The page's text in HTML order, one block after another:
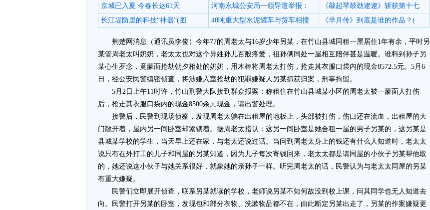
京城已入夏 今春长达61天
河南永城公安局一领导遭举报：
《敲起琴鼓劲逮逮》斩获第十七
长江堤防里的科技“神器”(图
40吨重大型水泥罐车与货车相撞 《芈月传》到底是谁的作品？(
荆楚网消息（通讯员李俊）今年77的周老太与16岁少年另某，在竹山县城同租一屋居住1年有余，平时另
某管周老太叫奶奶，老太太也对这个异姓孙儿百般疼爱，祖孙俩同处一屋相互陪伴甚是温暖。谁料到孙子另
某心生歹念，竟蒙面抢劫朝夕相处的奶奶，用木棒将周老太打伤，抢走其衣服口袋内的现金8572.5元。5月6
日，经公安民警缜密侦查，将涉嫌入室抢劫的犯罪嫌疑人另某抓获归案，刑事拘留。
5月2日上午11时许，竹山刑警大队接到群众报案：称租住在竹山县城某小区的周老太被一蒙面人打伤
后，抢走其衣服口袋内的现金8500余元现金，请出警处理。
接警后，民警到现场侦察，发现周老太躺在出租屋的地板上，头部被打伤，伤口还在流血，出租屋的大
门敞开着，屋内另一间卧室却紧锁着。据周老太指认：这另一间卧室是她合租一屋的男子另某的，这另某是
县城某学校的学生，当天早上还在家，与老太还说过话。当问到周老太身上的钱还有什么人知道时，老太太
说只有在外打工的儿子和同屋的另某知道，因为儿子每次寄钱回来，老太太都是请同屋的小伙子另某帮他取
的，她还说这小伙子与她关系很好，就象她的亲孙子一样。听完周老太的话，民警认为与老太太同屋的另某
有重大嫌疑。
民警们立即展开侦查，联系另某就读的学校，老师说另某不知何故没到校上课，问其同学也无人知道去
向。民警打开另某的卧室，发现包和部分衣物、洗漱物品都不在，由此断定另某出走了，另某的作案嫌疑更